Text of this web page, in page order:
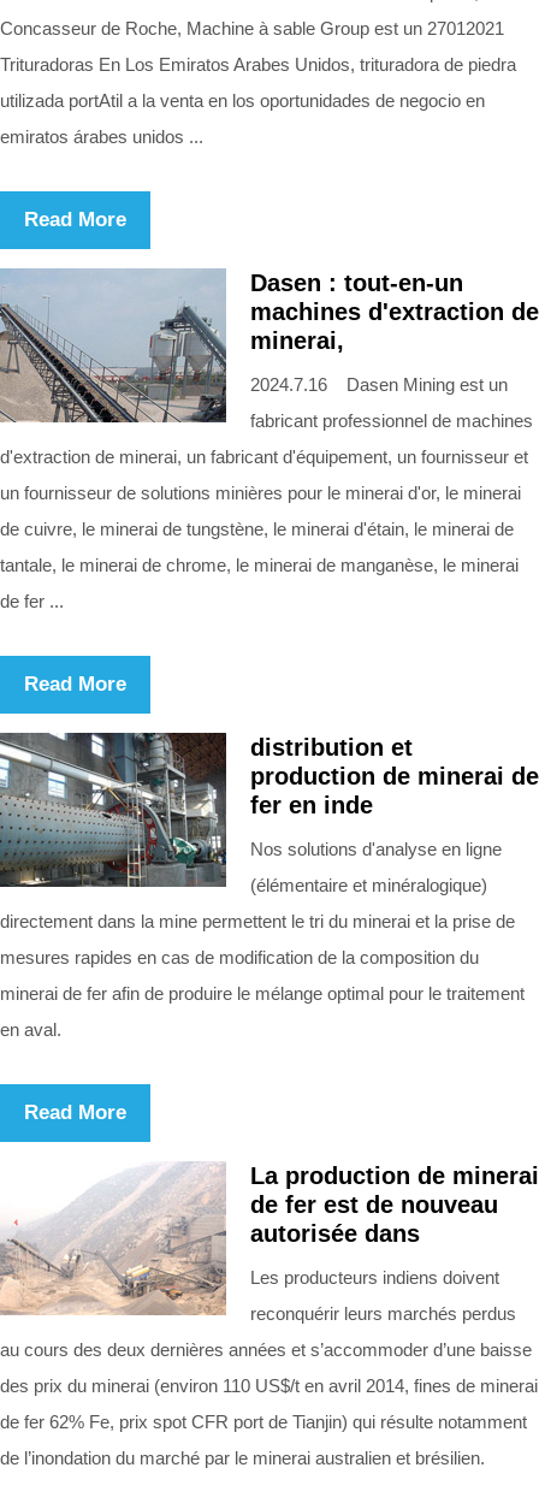
Concasseur de Roche, Machine à sable Group est un 27012021
Trituradoras En Los Emiratos Arabes Unidos, trituradora de piedra
utilizada portAtil a la venta en los oportunidades de negocio en
emiratos árabes unidos ...
Read More
Dasen : tout-en-un
machines d'extraction de
minerai,
2024.7.16 Dasen Mining est un
fabricant professionnel de machines
d'extraction de minerai, un fabricant d'équipement, un fournisseur et
un fournisseur de solutions minières pour le minerai d'or, le minerai
de cuivre, le minerai de tungstène, le minerai d'étain, le minerai de
tantale, le minerai de chrome, le minerai de manganèse, le minerai
de fer ...
Read More
distribution et
production de minerai de
fer en inde
Nos solutions d'analyse en ligne
(élémentaire et minéralogique)
directement dans la mine permettent le tri du minerai et la prise de
mesures rapides en cas de modification de la composition du
minerai de fer afin de produire le mélange optimal pour le traitement
en aval.
Read More
La production de minerai
de fer est de nouveau
autorisée dans
Les producteurs indiens doivent
reconquérir leurs marchés perdus
au cours des deux dernières années et s’accommoder d’une baisse
des prix du minerai (environ 110 US$/t en avril 2014, fines de minerai
de fer 62% Fe, prix spot CFR port de Tianjin) qui résulte notamment
de l’inondation du marché par le minerai australien et brésilien.